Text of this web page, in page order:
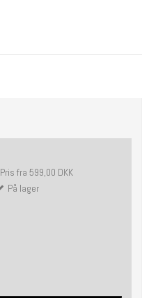
Pris fra 599,00 DKK
På lager